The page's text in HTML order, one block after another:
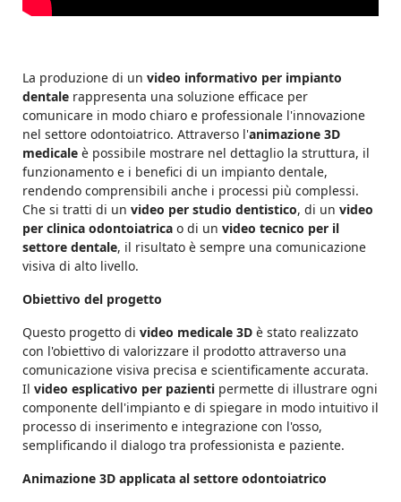
La produzione di un video informativo per impianto
dentale rappresenta una soluzione efficace per
comunicare in modo chiaro e professionale l'innovazione
nel settore odontoiatrico. Attraverso l'animazione 3D
medicale è possibile mostrare nel dettaglio la struttura, il
funzionamento e i benefici di un impianto dentale,
rendendo comprensibili anche i processi più complessi.
Che si tratti di un video per studio dentistico, di un video
per clinica odontoiatrica o di un video tecnico per il
settore dentale, il risultato è sempre una comunicazione
visiva di alto livello.
Obiettivo del progetto
Questo progetto di video medicale 3D è stato realizzato
con l'obiettivo di valorizzare il prodotto attraverso una
comunicazione visiva precisa e scientificamente accurata.
Il video esplicativo per pazienti permette di illustrare ogni
componente dell'impianto e di spiegare in modo intuitivo il
processo di inserimento e integrazione con l'osso,
semplificando il dialogo tra professionista e paziente.
Animazione 3D applicata al settore odontoiatrico